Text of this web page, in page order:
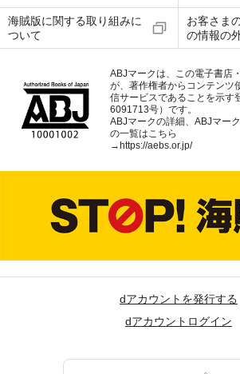
海賊版に関する取り組みに
ついて
お客さま
の情報の
ABJマークは、この電子書店
が、著作権者からコンテンツ
信サービスであることを示す
6091713号）です。
ABJマークの詳細、ABJマー
の一覧はこちら
→ https://aebs.or.jp/
dアカウントを発行する
dアカウントログイン